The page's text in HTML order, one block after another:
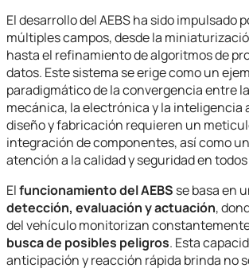
El desarrollo del AEBS ha sido impulsado
múltiples campos, desde la
hasta el refinamiento de algoritmos de
datos. Este sistema se erige como un
paradigmático de la convergencia entre
mecánica, la electrónica y la inteligencia
diseño y fabricación requieren un
integración de componentes, así como
atención a la calidad y seguridad en
Elfuncionamiento del AEBS se basa en
detección, evaluación y actuación,
del vehículo monitorizan
busca de posibles peligros. Esta
anticipación y reacción rápida brinda no